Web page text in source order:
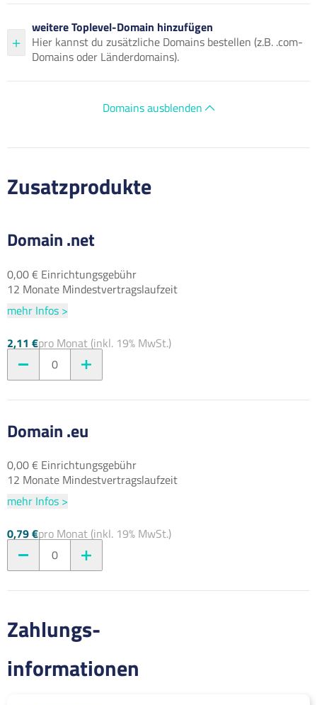
weitere Toplevel-Domain hinzufügen
Hier kannst du zusätzliche Domains bestellen (z.B. .com-
Domains oder Länderdomains).
Domains ausblenden
Zusatzprodukte
Domain .net
0,00 € Einrichtungsgebühr
12 Monate Mindestvertragslaufzeit
mehr Infos >
2,11 €pro Monat (inkl. 19% MwSt.)
0
Domain .eu
0,00 € Einrichtungsgebühr
12 Monate Mindestvertragslaufzeit
mehr Infos >
0,79 €pro Monat (inkl. 19% MwSt.)
0
Zahlungs-
informationen